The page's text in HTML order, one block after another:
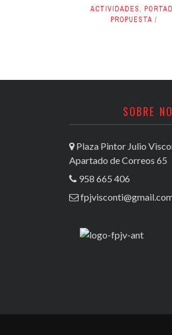
ACTIVIDADES,
PROPUESTA
SOBRE
Plaza Pintor Julio
Apartado de Correos 65
958 665 406